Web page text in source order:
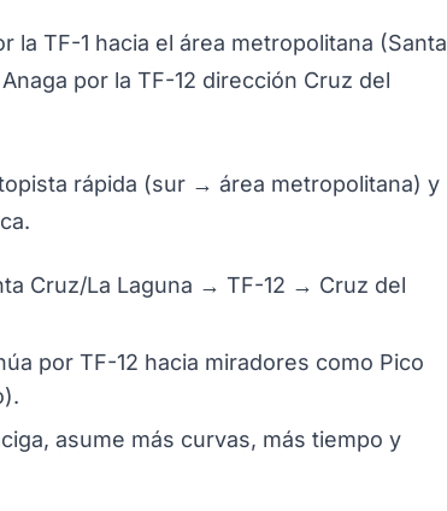
la TF-1 hacia el área metropolitana (Santa
por la TF-12 dirección Cruz del
rápida (sur → área metropolitana) y
Cruz/La Laguna → TF-12 → Cruz del
por TF-12 hacia miradores como Pico
asume más curvas, más tiempo y